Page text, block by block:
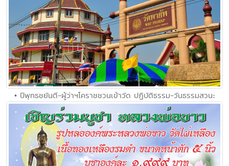
• ปีพุทธชยันตี-ผู้ว่าฯโคราชชวนเข้าวัด ปฏิบัติธรรม-วันธรรมสวนะ